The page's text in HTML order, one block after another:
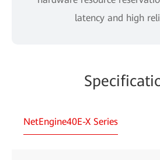
latency and high
NetEngine40E-X Series